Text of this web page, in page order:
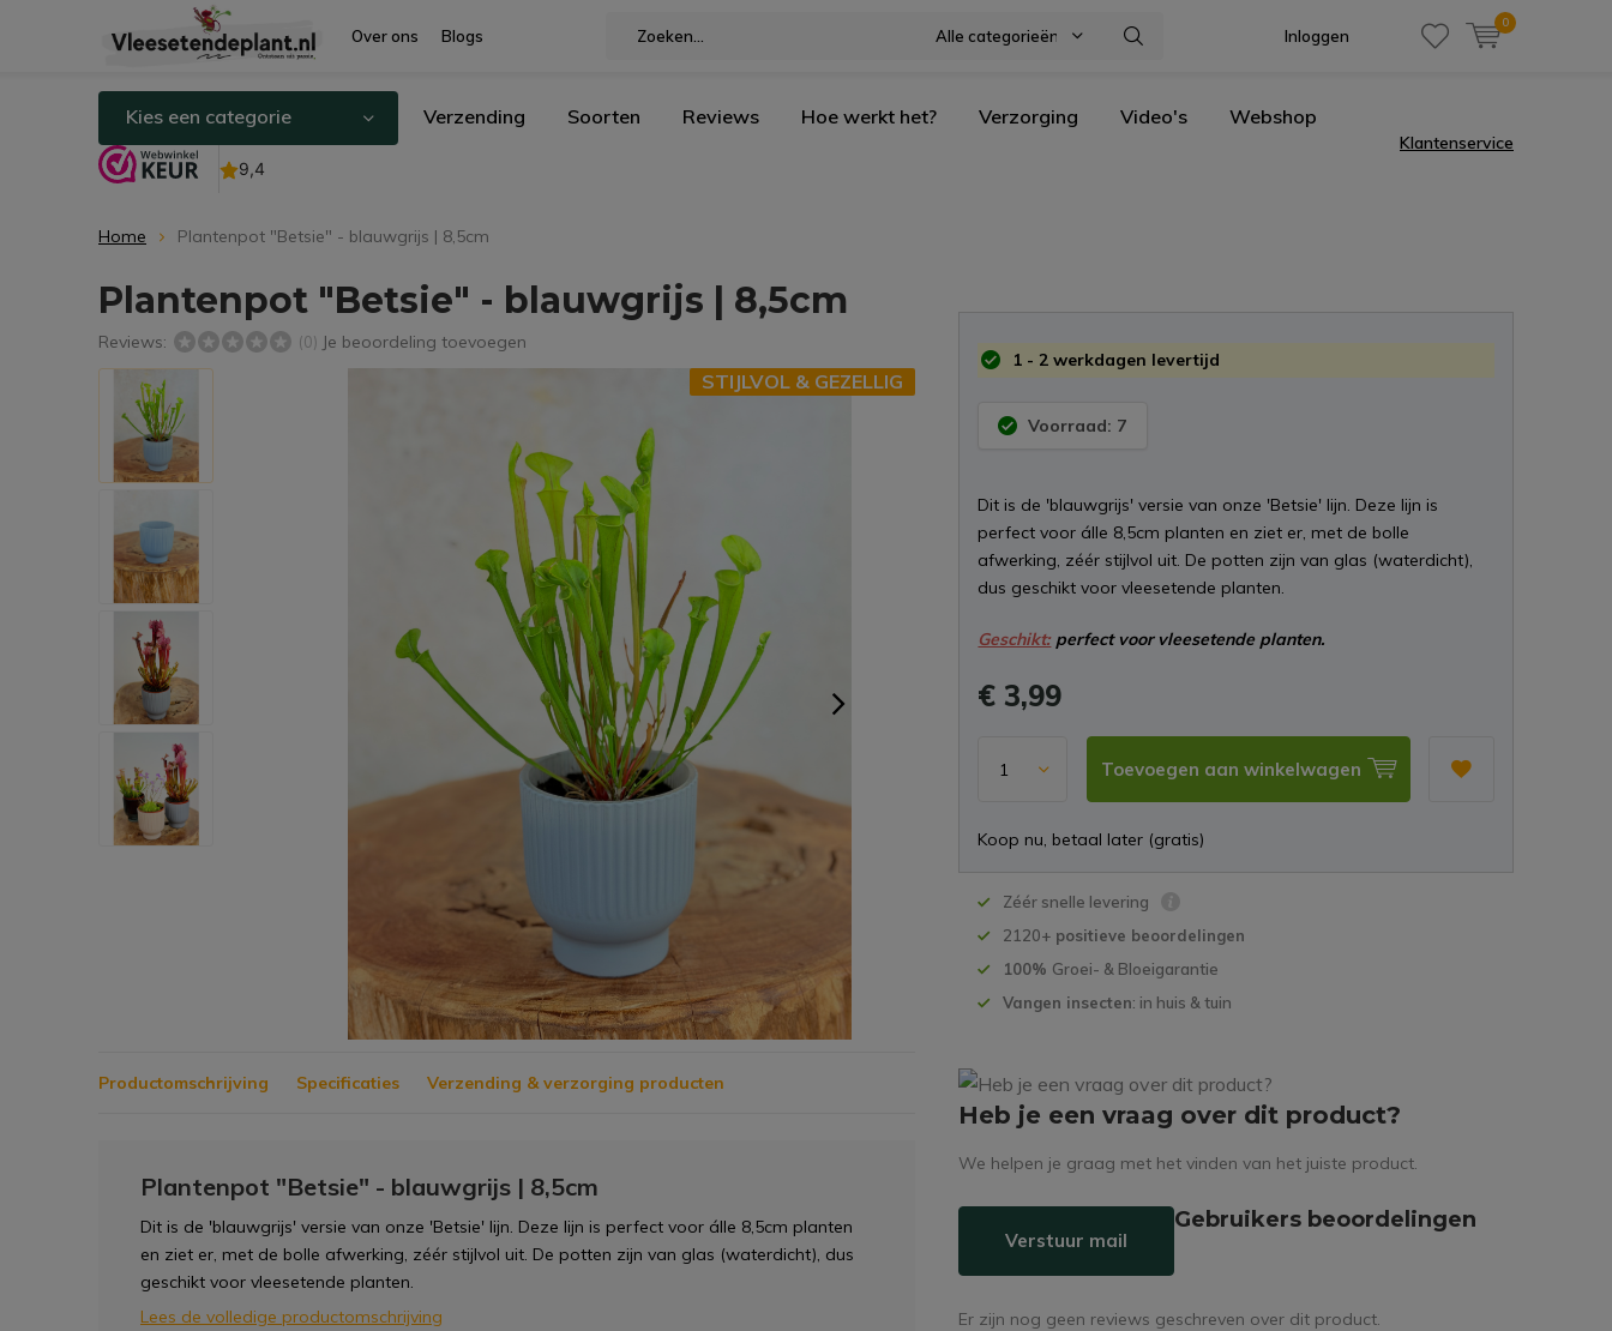
Over ons Blogs Alle categorieën Inloggen
0
Kies een categorie Verzending Soorten Reviews Hoe werkt het? Verzorging Video's Webshop
Klantenservice
Home Plantenpot "Betsie" - blauwgrijs | 8,5cm
Plantenpot "Betsie" - blauwgrijs | 8,5cm
Reviews: (0) Je beoordeling toevoegen
STIJLVOL & GEZELLIG
1 - 2 werkdagen levertijd
Voorraad: 7
Dit is de 'blauwgrijs' versie van onze 'Betsie' lijn. Deze lijn is
perfect voor álle 8,5cm planten en ziet er, met de bolle
afwerking, zéér stijlvol uit. De potten zijn van glas (waterdicht),
dus geschikt voor vleesetende planten.
Geschikt:perfect voor vleesetende planten.
€ 3,99
Toevoegen aan winkelwagen
Koop nu, betaal later (gratis)
Zéér snelle levering
2120+ positieve beoordelingen
100% Groei- & Bloeigarantie
Vangen insecten: in huis & tuin
Productomschrijving Specificaties Verzending & verzorging producten
Plantenpot "Betsie" - blauwgrijs | 8,5cm
Dit is de 'blauwgrijs' versie van onze 'Betsie' lijn. Deze lijn is perfect voor álle 8,5cm planten
en ziet er, met de bolle afwerking, zéér stijlvol uit. De potten zijn van glas (waterdicht), dus
geschikt voor vleesetende planten.
Lees de volledige productomschrijving
Heb je een vraag over dit product?
We helpen je graag met het vinden van het juiste product.
Verstuur mail
Gebruikers beoordelingen
Er zijn nog geen reviews geschreven over dit product.